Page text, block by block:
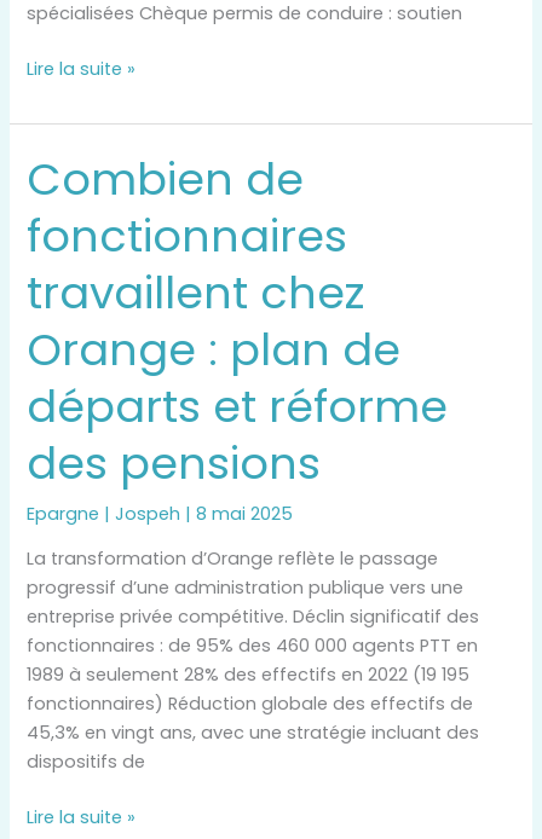
spécialisées Chèque permis de conduire : soutien
Lire la suite »
Combien de
fonctionnaires
travaillent chez
Orange : plan de
départs et réforme
des pensions
Epargne |Jospeh |8 mai 2025
La transformation d’Orange reflète le passage
progressif d’une administration publique vers une
entreprise privée compétitive. Déclin significatif des
fonctionnaires : de 95% des 460 000 agents PTT en
1989 à seulement 28% des effectifs en 2022 (19 195
fonctionnaires) Réduction globale des effectifs de
45,3% en vingt ans, avec une stratégie incluant des
dispositifs de
Combien
de
fonctionnaires
travaillent
chez
Orange
:
plan
de
départs
et
réforme
des
Lire la suite »